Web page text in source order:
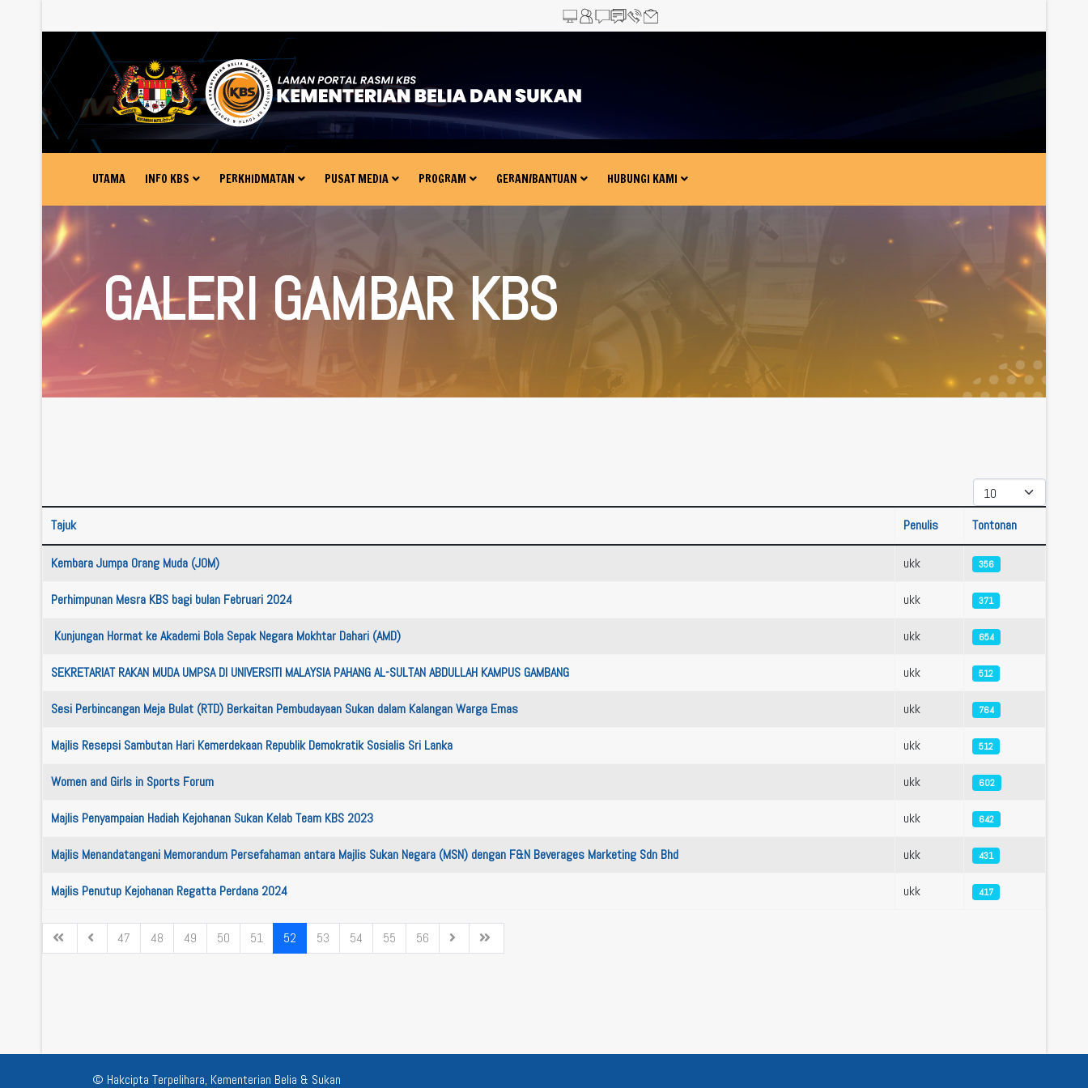
UTAMA INFO KBS PERKHIDMATAN PUSAT MEDIA PROGRAM GERAN/BANTUAN HUBUNGI KAMI
GALERI GAMBAR KBS
Papar #
Tajuk Penulis Tontonan
Kembara Jumpa Orang Muda (JOM) ukk 356
Perhimpunan Mesra KBS bagi bulan Februari 2024 ukk 371
Kunjungan Hormat ke Akademi Bola Sepak Negara Mokhtar Dahari (AMD) ukk 654
SEKRETARIAT RAKAN MUDA UMPSA DI UNIVERSITI MALAYSIA PAHANG AL-SULTAN ABDULLAH KAMPUS GAMBANG ukk 512
Sesi Perbincangan Meja Bulat (RTD) Berkaitan Pembudayaan Sukan dalam Kalangan Warga Emas ukk 764
Majlis Resepsi Sambutan Hari Kemerdekaan Republik Demokratik Sosialis Sri Lanka ukk 512
Women and Girls in Sports Forum ukk 602
Majlis Penyampaian Hadiah Kejohanan Sukan Kelab Team KBS 2023 ukk 642
Majlis Menandatangani Memorandum Persefahaman antara Majlis Sukan Negara (MSN) dengan F&N Beverages Marketing Sdn Bhd ukk 431
Majlis Penutup Kejohanan Regatta Perdana 2024 ukk 417
47 48 49 50 51 52 53 54 55 56
© Hakcipta Terpelihara, Kementerian Belia & Sukan